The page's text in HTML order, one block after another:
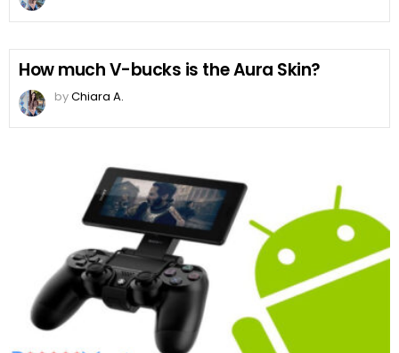
How much V-bucks is the Aura Skin?
byChiara A.